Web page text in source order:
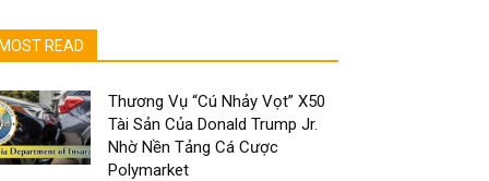
MOST READ
Thương Vụ “Cú Nhảy Vọt” X50
Tài Sản Của Donald Trump Jr.
Nhờ Nền Tảng Cá Cược
Polymarket